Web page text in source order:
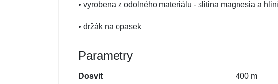
• vyrobena z odolného materiálu - slitina magnesia a
• držák na opasek
Parametry
Dosvit 400 m